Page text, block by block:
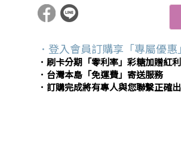
．登入會員訂購享「專屬優惠」
．刷卡分期「零利率」彩糖加贈紅
．台灣本島「免運費」寄送服務
．訂購完成將有專人與您聯繫正確